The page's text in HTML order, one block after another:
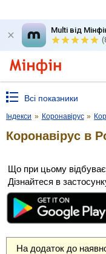
Multi від
Всі показники
Індекси » Коронавірус »
Коронавірус в
Що при цьому
Дізнайтеся в
На додаток до